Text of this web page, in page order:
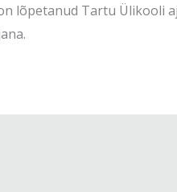
lõpetanud Tartu Ülikooli